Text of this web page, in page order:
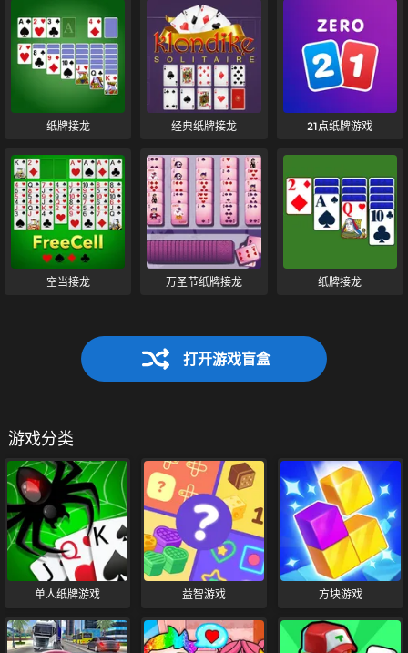
纸牌接龙 经典纸牌接龙 21点纸牌游戏
空当接龙 万圣节纸牌接龙 纸牌接龙
打开游戏盲盒
游戏分类
单人纸牌游戏 益智游戏 方块游戏